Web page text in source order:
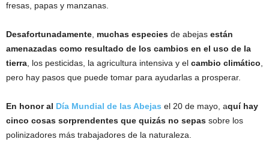
fresas, papas y manzanas.
Desafortunadamente muchas especies de abejas están
amenazadas como resultado de los cambios en el uso de la
tierra , los pesticidas, la agricultura intensiva y el cambio climático
pero hay pasos que puede tomar para ayudarlas a prosperar.
En honor al Día Mundial de las Abejas el 20 de mayo, aquí hay
cinco cosas sorprendentes que quizás no sepas sobre los
polinizadores más trabajadores de la naturaleza.